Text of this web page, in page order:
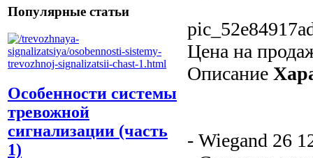
Популярные статьи
Особенности системы
тревожной
сигнализации (часть
1)
Цена на
Описание
- Wiegand 26